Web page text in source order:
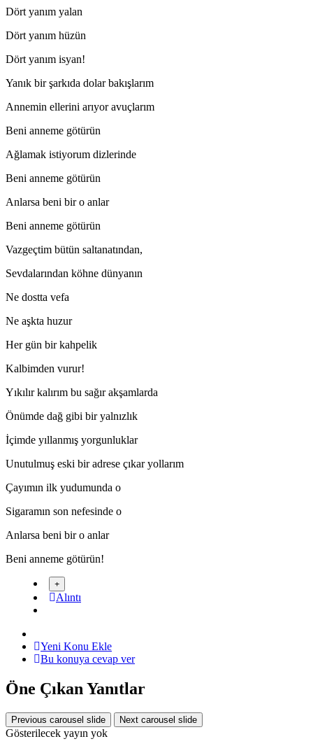
Dört yanım yalan
Dört yanım hüzün
Dört yanım isyan!
Yanık bir şarkıda dolar bakışlarım
Annemin ellerini arıyor avuçlarım
Beni anneme götürün
Ağlamak istiyorum dizlerinde
Beni anneme götürün
Anlarsa beni bir o anlar
Beni anneme götürün
Vazgeçtim bütün saltanatından,
Sevdalarından köhne dünyanın
Ne dostta vefa
Ne aşkta huzur
Her gün bir kahpelik
Kalbimden vurur!
Yıkılır kalırım bu sağır akşamlarda
Önümde dağ gibi bir yalnızlık
İçimde yıllanmış yorgunluklar
Unutulmuş eski bir adrese çıkar yollarım
Çayımın ilk yudumunda o
Sigaramın son nefesinde o
Anlarsa beni bir o anlar
Beni anneme götürün!
Alıntı
Yeni Konu Ekle
Bu konuya cevap ver
Öne Çıkan Yanıtlar
Previous carousel slide Next carousel slide
Gösterilecek yayın yok